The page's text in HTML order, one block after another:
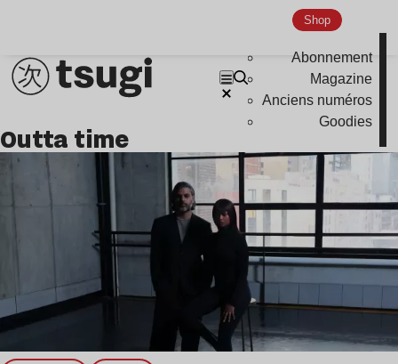
Shop
Abonnement
Magazine
Anciens numéros
Goodies
Indie
outta time